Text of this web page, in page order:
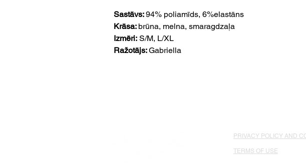
Sastāvs:94% poliamīds, 6%elastāns
Krāsa: brūna, melna, smaragdzaļa
Izmēri: S/M, L/XL
Ražotājs:Gabriella
PRIVACY POLICY AND
TERMS OF USE